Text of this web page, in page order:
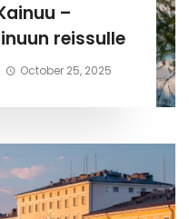
–
reissulle
October 25, 2025